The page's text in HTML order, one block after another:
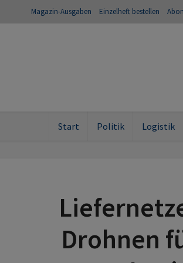
Magazin-Ausgaben Einzelheft bestellen
Start Politik Logistik
Drohnen